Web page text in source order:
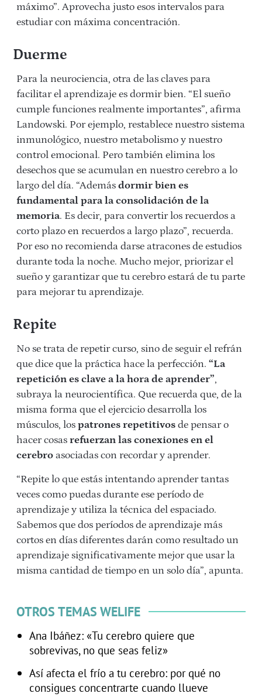
máximo”. Aprovecha justo esos intervalos para
estudiar con máxima concentración.
Duerme
Para la neurociencia, otra de las claves para
facilitar el aprendizaje es dormir bien. “El sueño
cumple funciones realmente importantes”, afirma
Landowski. Por ejemplo, restablece nuestro sistema
inmunológico, nuestro metabolismo y nuestro
control emocional. Pero también elimina los
desechos que se acumulan en nuestro cerebro a lo
largo del día. “Además dormir bien es
fundamental para la consolidación de la
memoria. Es decir, para convertir los recuerdos a
corto plazo en recuerdos a largo plazo”, recuerda.
Por eso no recomienda darse atracones de estudios
durante toda la noche. Mucho mejor, priorizar el
sueño y garantizar que tu cerebro estará de tu parte
para mejorar tu aprendizaje.
Repite
No se trata de repetir curso, sino de seguir el refrán
que dice que la práctica hace la perfección. “La
repetición es clave a la hora de aprender”,
subraya la neurocientífica. Que recuerda que, de la
misma forma que el ejercicio desarrolla los
músculos, los patrones repetitivos de pensar o
hacer cosas refuerzan las conexiones en el
cerebro asociadas con recordar y aprender.
“Repite lo que estás intentando aprender tantas
veces como puedas durante ese período de
aprendizaje y utiliza la técnica del espaciado.
Sabemos que dos períodos de aprendizaje más
cortos en días diferentes darán como resultado un
aprendizaje significativamente mejor que usar la
misma cantidad de tiempo en un solo día”, apunta.
OTROS TEMAS WELIFE
Ana Ibáñez: «Tu cerebro quiere que
sobrevivas, no que seas feliz»
Así afecta el frío a tu cerebro: por qué no
consigues concentrarte cuando llueve